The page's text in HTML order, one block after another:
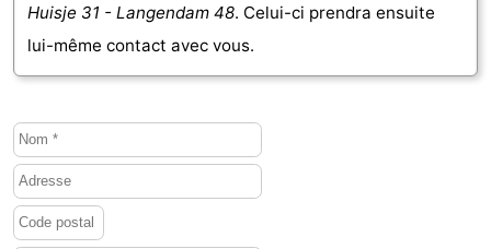
Nieuwvliet
Sluis
-
Cadzand
-
Nature
Het
Météo
Contact
Huisje 31 - Langendam 48. Celui-ci prendra ensuite
lui-même contact avec vous.